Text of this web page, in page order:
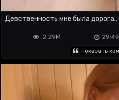
Девственность мне была дорога..
29:49
2.29M
показать